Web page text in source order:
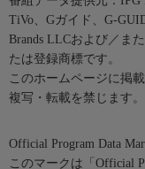
TiVo、Gガイド、G-
Brands LLCおよび／ま
たは登録商標です。
このホームページに掲
複写・転載を禁じます。
Official Program Data
このマークは「Official